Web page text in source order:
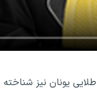
یونان نیز